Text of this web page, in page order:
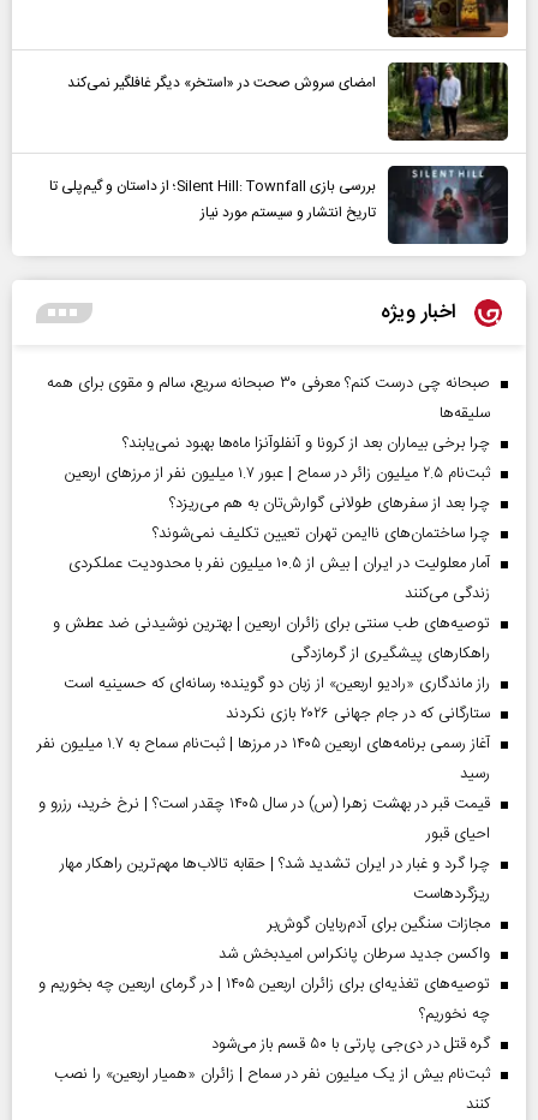
امضای سروش صحت در «استخر» دیگر غافلگیر نمی‌کند
بررسی بازی Silent Hill: Townfall؛ از داستان و گیم‌پلی تا
تاریخ انتشار و سیستم مورد نیاز
اخبار ویژه
صبحانه چی درست کنم؟ معرفی ۳۰ صبحانه سریع، سالم و مقوی برای همه
سلیقه‌ها
چرا برخی بیماران بعد از کرونا و آنفلوآنزا ماه‌ها بهبود نمی‌یابند؟
ثبت‌نام ۲.۵ میلیون زائر در سماح | عبور ۱.۷ میلیون نفر از مرز‌های اربعین
چرا بعد از سفرهای طولانی گوارش‌تان به هم می‌ریزد؟
چرا ساختمان‌های ناایمن تهران تعیین تکلیف نمی‌شوند؟
آمار معلولیت در ایران | بیش از ۱۰.۵ میلیون نفر با محدودیت عملکردی
زندگی می‌کنند
توصیه‌های طب سنتی برای زائران اربعین | بهترین نوشیدنی ضد عطش و
راهکارهای پیشگیری از گرمازدگی
راز ماندگاری «رادیو اربعین» از زبان دو گوینده؛ رسانه‌ای که حسینیه است
ستارگانی که در جام جهانی ۲۰۲۶ بازی نکردند
آغاز رسمی برنامه‌های اربعین ۱۴۰۵ در مرز‌ها | ثبت‌نام سماح به ۱.۷ میلیون نفر
رسید
قیمت قبر در بهشت زهرا (س) در سال ۱۴۰۵ چقدر است؟ | نرخ خرید، رزرو و
احیای قبور
چرا گرد و غبار در ایران تشدید شد؟ | حقابه تالاب‌ها مهم‌ترین راهکار مهار
ریزگردهاست
مجازات سنگین برای آدم‌ربایان گوش‌بر
واکسن جدید سرطان پانکراس امیدبخش شد
توصیه‌های تغذیه‌ای برای زائران اربعین ۱۴۰۵ | در گرمای اربعین چه بخوریم و
چه نخوریم؟
گره قتل در دی‌جی پارتی با ۵۰ قسم باز می‌شود
ثبت‌نام بیش از یک میلیون نفر در سماح | زائران «همیار اربعین» را نصب
کنند